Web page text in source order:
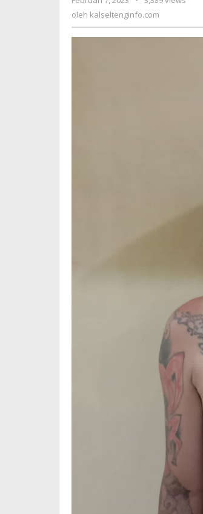
oleh kalseltenginfo.com